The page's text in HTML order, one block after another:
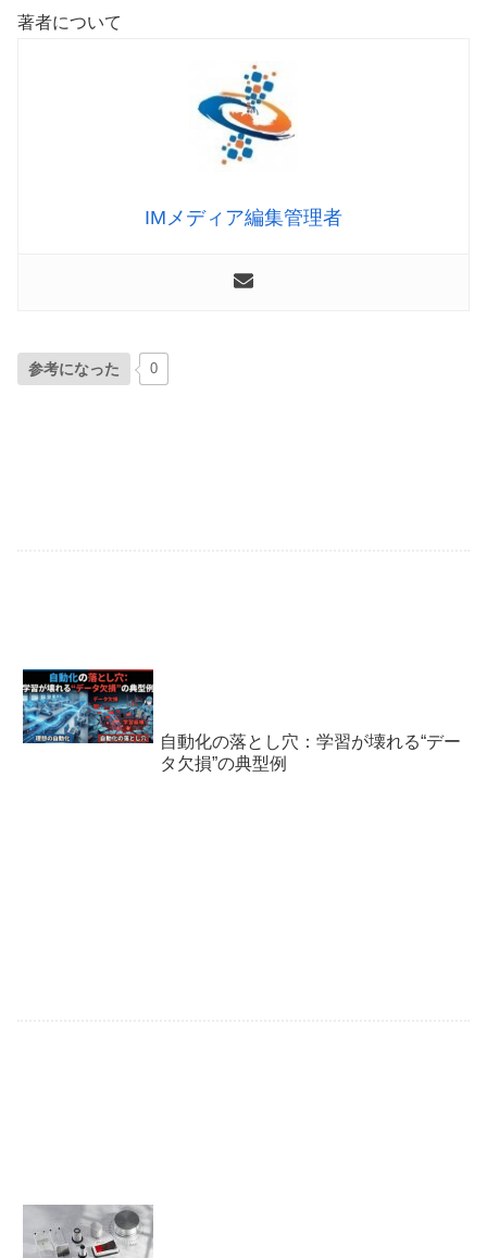
著者について
IMメディア編集管理者
参考になった 0
自動化の落とし穴：学習が壊れる“デー
タ欠損”の典型例